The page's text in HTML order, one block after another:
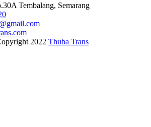
Tembalang, Semarang
2022 Thuba Trans